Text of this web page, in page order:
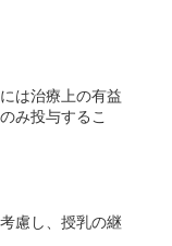
は治療上の有益
み投与するこ
慮し、授乳の継